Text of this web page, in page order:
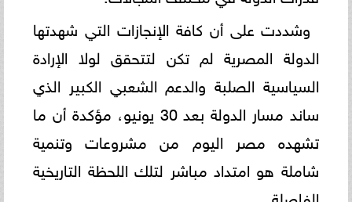
وشددت على أن كافة الإنجازات التي شهدتها
الدولة المصرية لم تكن لتتحقق لولا الإرادة
السياسية الصلبة والدعم الشعبي الكبير الذي
ساند مسار الدولة بعد 30 يونيو، مؤكدة أن ما
تشهده مصر اليوم من مشروعات وتنمية
شاملة هو امتداد مباشر لتلك اللحظة التاريخية